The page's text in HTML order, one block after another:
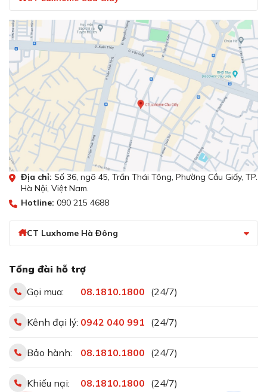
Địa chỉ: Số 36, ngõ 45, Trần Thái Tông, Phường Cầu Giấy, TP.
Hà Nội, Việt Nam.
Hotline: 090 215 4688
CT Luxhome Hà Đông
Tổng đài hỗ trợ
Gọi mua:
08.1810.1800 (24/7)
Kênh đại lý: 0942 040 991 (24/7)
Bảo hành: 08.1810.1800 (24/7)
Khiếu nại: 08.1810.1800 (24/7)